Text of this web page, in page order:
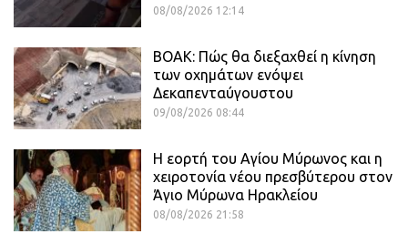
08/08/2026 12:14
ΒΟΑΚ: Πώς θα διεξαχθεί η κίνηση
των οχημάτων ενόψει
Δεκαπενταύγουστου
09/08/2026 08:44
Η εορτή του Αγίου Μύρωνος και η
χειροτονία νέου πρεσβύτερου στον
Άγιο Μύρωνα Ηρακλείου
08/08/2026 21:58